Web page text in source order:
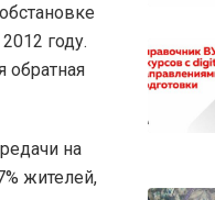
году.
обратная
на
жителей,